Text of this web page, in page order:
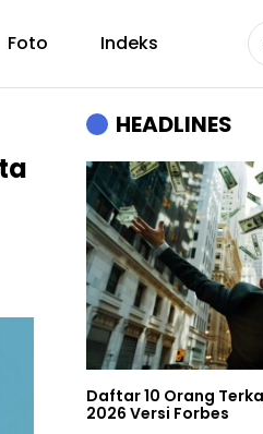
Foto Indeks
HEADLINES
Daftar 10 Orang
2026 Versi Forbes